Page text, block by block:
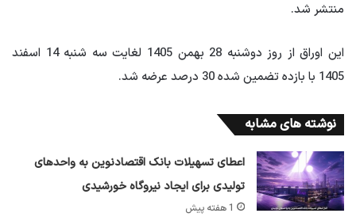
منتشر شد.
این اوراق از روز دوشنبه 28 بهمن 1405 لغایت سه شنبه 14 اسفند
1405 با بازده تضمین شده 30 درصد عرضه شد.
نوشته های مشابه
اعطای تسهیلات بانک اقتصادنوین به واحدهای
تولیدی برای ایجاد نیروگاه خورشیدی
1 هفته پیش